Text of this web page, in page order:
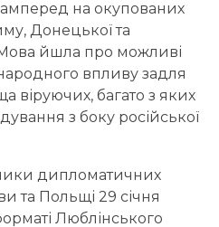
на окупованих
Донецької та
йшла про можливі
впливу задля
віруючих, багато з яких
з боку російської
дипломатичних
та Польщі 29 січня
Люблінського